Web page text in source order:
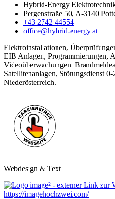
Hybrid-Energy
Pergenstraße 50, A-3140
+43 2742 44554
office@hybrid-energy.at
Elektroinstallationen,
EIB Anlagen, Programmierungen,
Videoüberwachungen,
Satellitenanlagen, Störungsdienst
Niederösterreich.
Webdesign & Text